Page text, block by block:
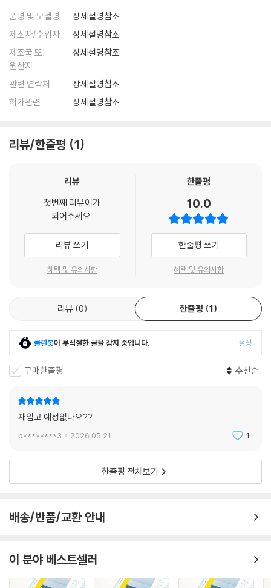
품명 및 모델명
상세설명참조
제조자/수입자
상세설명참조
제조국 또는
원산지
상세설명참조
관련 연락처
상세설명참조
허가관련
상세설명참조
리뷰/한줄평 1
리뷰
첫번째 리뷰어가
되어주세요.
리뷰 쓰기
혜택 및 유의사항
한줄평
10.0
한줄평 쓰기
혜택 및 유의사항
리뷰 0 한줄평 1
클린봇이 부적절한 글을 감지 중입니다. 설정
구매한줄평 추천순
재입고 예정없나요??
b********3 2026.05.21. 1
한줄평 전체보기
배송/반품/교환 안내
이 분야 베스트셀러